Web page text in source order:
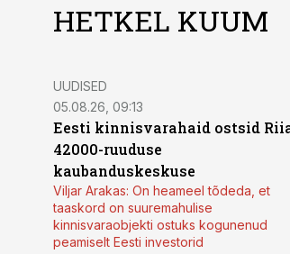
HETKEL KUUM
UUDISED
05.08.26, 09:13
Eesti kinnisvarahaid ostsid
42000-ruuduse
kaubanduskeskuse
Viljar Arakas: On heameel tõdeda, et
taaskord on suuremahulise
kinnisvaraobjekti ostuks kogunenud
peamiselt Eesti investorid